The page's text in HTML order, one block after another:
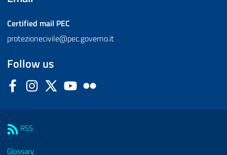
Certified mail PEC
protezionecivile@pec.governo.it
Follow us
FacebookInstagram
Twitter YouTube
RSS
Glossary